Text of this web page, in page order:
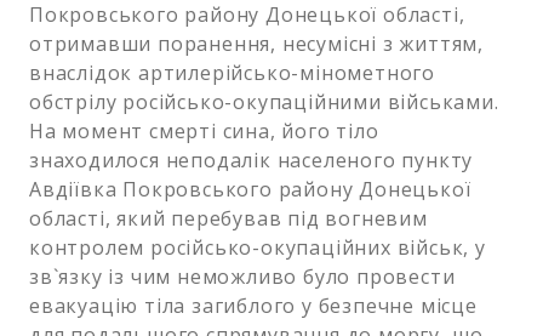
Покровського району Донецької області,
отримавши поранення, несумісні з життям,
внаслідок артилерійсько-мінометного
обстрілу російсько-окупаційними військами.
На момент смерті сина, його тіло
знаходилося неподалік населеного пункту
Авдіївка Покровського району Донецької
області, який перебував під вогневим
контролем російсько-окупаційних військ, у
зв`язку із чим неможливо було провести
евакуацію тіла загиблого у безпечне місце